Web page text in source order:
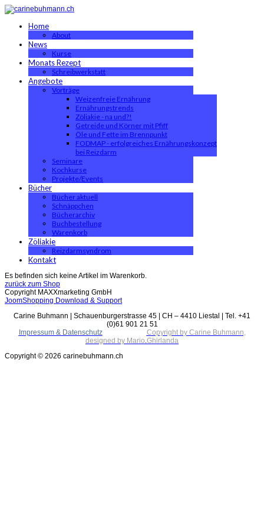
Home
About
News
Kurse
Monats Rezept
Schreibwerkstatt
Angebote
Vorträge
Weizenfreie Ernährung
Ernährungstrends
Zöliakie - na und?!
Getreide und Körner mit Pfiff
Öle und Fette im Brennpunkt
FODMAP - erfolgreiches Ernährungskonzept
bei Reizdarm
Seminare
Kochkurse
Projekte/Events
Bücher
Bücher aktuell
Schnäppchen
Bücherarchiv
Buchbestellung
Warenkorb
Zöliakie
Reizdarmsyndrom
Kontakt
Es befinden sich keine Artikel im Warenkorb.
zurück zum Shop
Copyright MAXXmarketing GmbH
JoomShopping Download & Support
Carine Buhmann | Schauenburgerstrasse 45 | CH – 4410 Liestal | Tel. +41
(0)61 901 21 51
Impressum & Datenschutz
Copyright by Carine Buhmann,
designed by Mario.Ghirlanda
Copyright © 2026 carinebuhmann.ch